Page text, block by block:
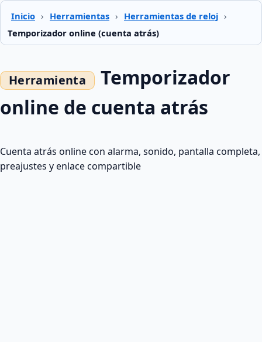
Inicio › Herramientas › Herramientas de reloj ›
Temporizador online (cuenta atrás)
Temporizador
online de cuenta atrás
Cuenta atrás online con alarma, sonido, pantalla completa,
preajustes y enlace compartible